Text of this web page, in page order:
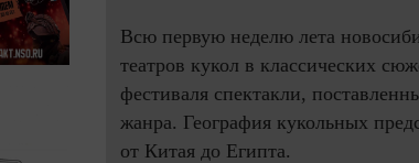
Всю первую неделю лета
театров кукол в классических
фестиваля спектакли,
жанра. География кукольных
от Китая до Египта.